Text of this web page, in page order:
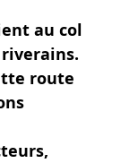
au col
route